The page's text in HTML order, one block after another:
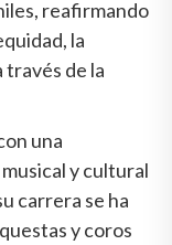
reafirmando
la
través de la
una
y cultural
carrera se ha
y coros